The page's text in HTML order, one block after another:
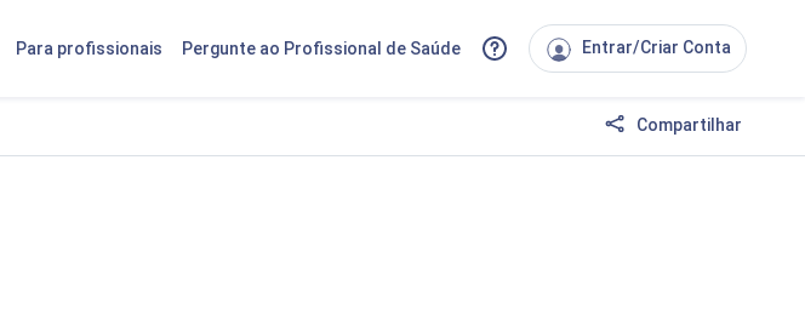
Para profissionais Pergunte ao Profissional de Saúde Entrar/Criar Conta
Compartilhar